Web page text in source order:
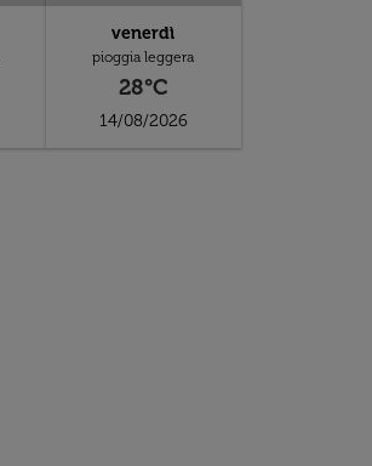
venerdì
pioggia leggera
28°C
14/08/2026